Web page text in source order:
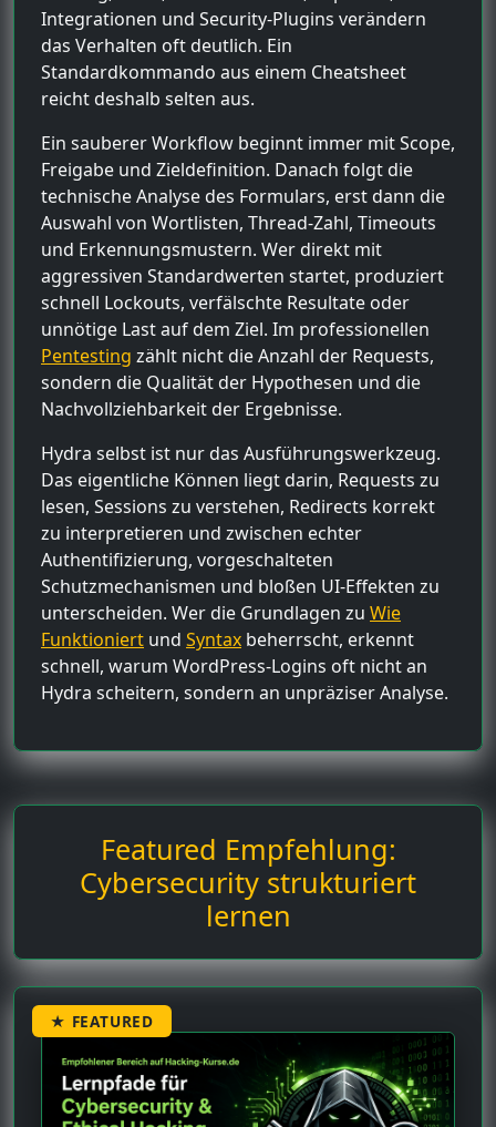
Integrationen und Security-Plugins verändern
das Verhalten oft deutlich. Ein
Standardkommando aus einem Cheatsheet
reicht deshalb selten aus.
Ein sauberer Workflow beginnt immer mit Scope,
Freigabe und Zieldefinition. Danach folgt die
technische Analyse des Formulars, erst dann die
Auswahl von Wortlisten, Thread-Zahl, Timeouts
und Erkennungsmustern. Wer direkt mit
aggressiven Standardwerten startet, produziert
schnell Lockouts, verfälschte Resultate oder
unnötige Last auf dem Ziel. Im professionellen
Pentesting zählt nicht die Anzahl der Requests,
sondern die Qualität der Hypothesen und die
Nachvollziehbarkeit der Ergebnisse.
Hydra selbst ist nur das Ausführungswerkzeug.
Das eigentliche Können liegt darin, Requests zu
lesen, Sessions zu verstehen, Redirects korrekt
zu interpretieren und zwischen echter
Authentifizierung, vorgeschalteten
Schutzmechanismen und bloßen UI-Effekten zu
unterscheiden. Wer die Grundlagen zu Wie
Funktioniert und Syntax beherrscht, erkennt
schnell, warum WordPress-Logins oft nicht an
Hydra scheitern, sondern an unpräziser Analyse.
Featured Empfehlung:
Cybersecurity strukturiert
lernen
★ FEATURED